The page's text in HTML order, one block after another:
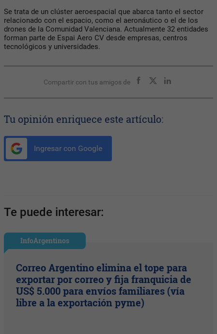
Se trata de un clúster aeroespacial que abarca tanto el sector
relacionado con el espacio, como el aeronáutico o el de los
drones de la Comunidad Valenciana. Actualmente 32 entidades
forman parte de Espai Aero CV desde empresas, centros
tecnológicos y universidades.
Compartir con tus amigos de
Tu opinión enriquece este artículo:
Ingresar con Google
Te puede interesar:
InfoArgentinos
Correo Argentino elimina el tope para
exportar por correo y fija franquicia de
US$ 5.000 para envíos familiares (vía
libre a la exportación pyme)